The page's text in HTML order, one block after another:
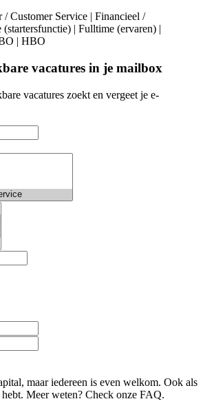
/ Customer Service | Financieel /
| Fulltime (ervaren) |
| HBO
vacatures in je mailbox
vacatures zoekt en vergeet je e-
maar iedereen is even welkom. Ook als
Meer weten? Check onze FAQ.